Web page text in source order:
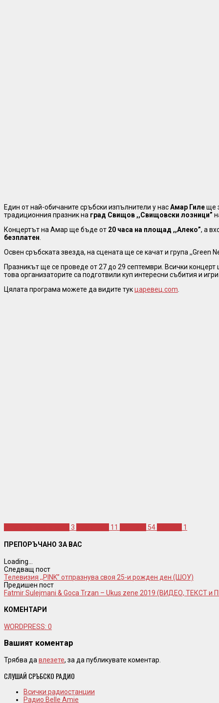
Един от най-обичаните сръбски изпълнители у насАмар Гилеще
традиционния празник на град Свищов ,,Свищовски лозници”
Концертът на Амар ще бъде от 20 часа на площад ,,Алеко”, а
безплатен.
Освен сръбската звезда, на сцената ще се качат и група ,,Green
Празникът ще се проведе от 27 до 29 септември. Всички
това организаторите са подготвили куп интересни събития и
Цялата програма можете да видите тукцаревец.com.
3 11 54 1
ПРЕПОРЪЧАНО ЗА ВАС
Loading...
Следващ пост
Телевизия ,,PINK” отпразнува своя 25-и рожден ден (ШОУ)
Предишен пост
Fatmir Sulejmani & Goca Trzan – Ukus zene 2019 (ВИДЕО, ТЕКСТ и
КОМЕНТАРИ
WORDPRESS: 0
Вашият коментар
Трябва да влезете, за да публикувате коментар.
СЛУШАЙ СРЪБСКО РАДИО
Всички радиостанции
Радио Belle Amie